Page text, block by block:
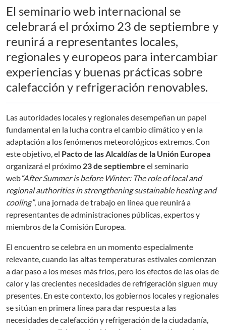
El seminario web internacional se
celebrará el próximo 23 de septiembre y
reunirá a representantes locales,
regionales y europeos para intercambiar
experiencias y buenas prácticas sobre
calefacción y refrigeración renovables.
Las autoridades locales y regionales desempeñan un papel
fundamental en la lucha contra el cambio climático y en la
adaptación a los fenómenos meteorológicos extremos. Con
este objetivo, el Pacto de las Alcaldías de la Unión Europea
organizará el próximo 23 de septiembre el seminario
web“After Summer is before Winter: The role of local and
regional authorities in strengthening sustainable heating and
cooling”, una jornada de trabajo en línea que reunirá a
representantes de administraciones públicas, expertos y
miembros de la Comisión Europea.
El encuentro se celebra en un momento especialmente
relevante, cuando las altas temperaturas estivales comienzan
a dar paso a los meses más fríos, pero los efectos de las olas de
calor y las crecientes necesidades de refrigeración siguen muy
presentes. En este contexto, los gobiernos locales y regionales
se sitúan en primera línea para dar respuesta a las
necesidades de calefacción y refrigeración de la ciudadanía,